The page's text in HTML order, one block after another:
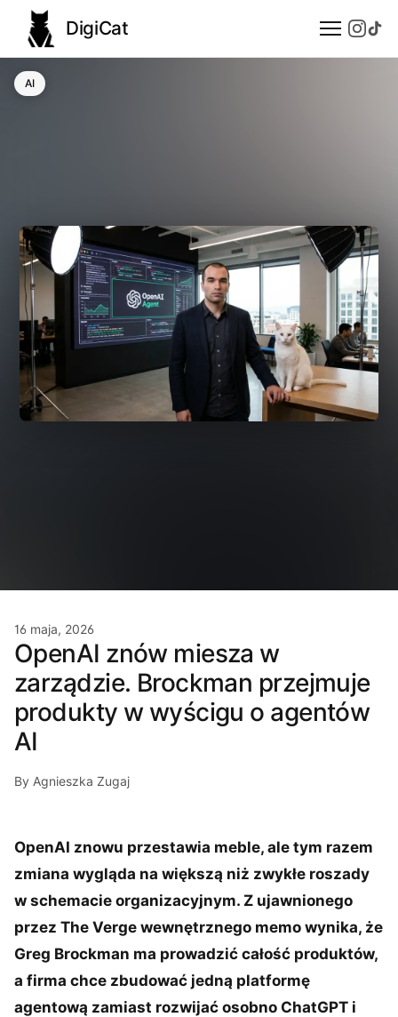
DigiCat
AI
Społeczeństwo
AI
16 maja, 2026
OpenAI znów miesza w
zarządzie. Brockman przejmuje
produkty w wyścigu o agentów
AI
By Agnieszka Zugaj
OpenAI znowu przestawia meble, ale tym razem
zmiana wygląda na większą niż zwykłe roszady
w schemacie organizacyjnym. Z ujawnionego
przez The Verge wewnętrznego memo wynika, że
Greg Brockman ma prowadzić całość produktów,
a firma chce zbudować jedną platformę
agentową zamiast rozwijać osobno ChatGPT i